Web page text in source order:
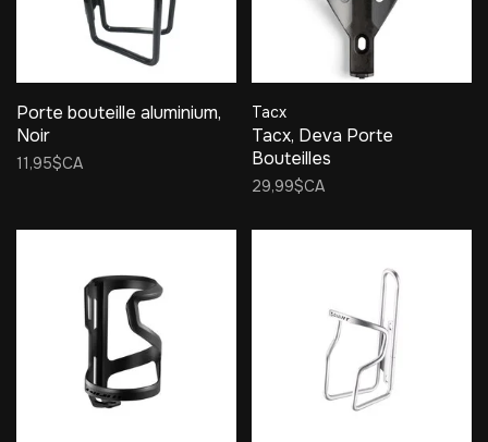
Porte bouteille aluminium,
Noir
11,95$CA
Tacx
Tacx, Deva Porte
Bouteilles
29,99$CA